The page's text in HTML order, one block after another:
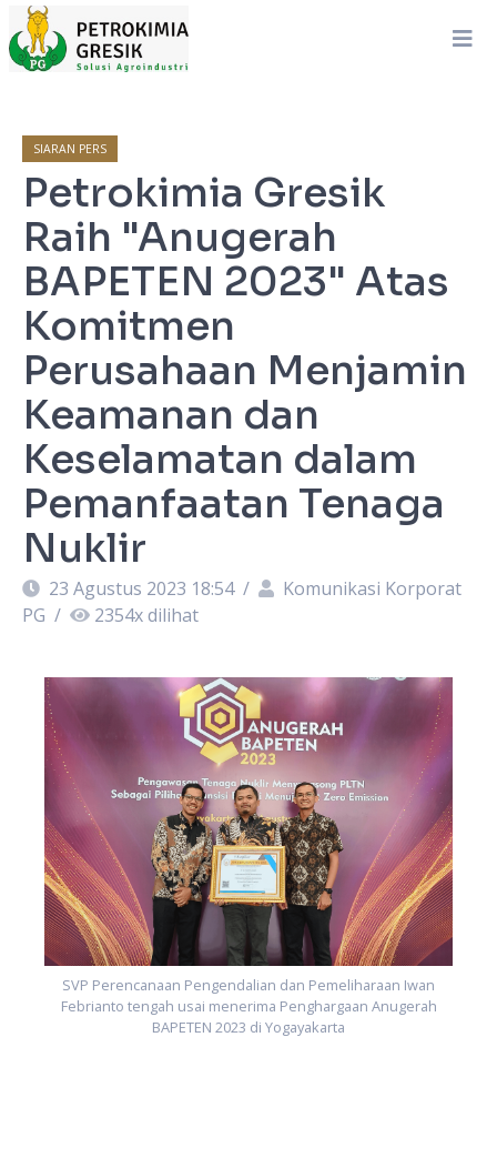
SIARAN PERS
Petrokimia Gresik
Raih "Anugerah
BAPETEN 2023" Atas
Komitmen
Perusahaan Menjamin
Keamanan dan
Keselamatan dalam
Pemanfaatan Tenaga
Nuklir
23 Agustus 2023 18:54 /
Komunikasi Korporat
PG / 2354x dilihat
SVP Perencanaan Pengendalian dan Pemeliharaan Iwan
Febrianto tengah usai menerima Penghargaan Anugerah
BAPETEN 2023 di Yogayakarta